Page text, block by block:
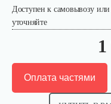
Доступен к самовывозу
уточняйте
Оплата частями